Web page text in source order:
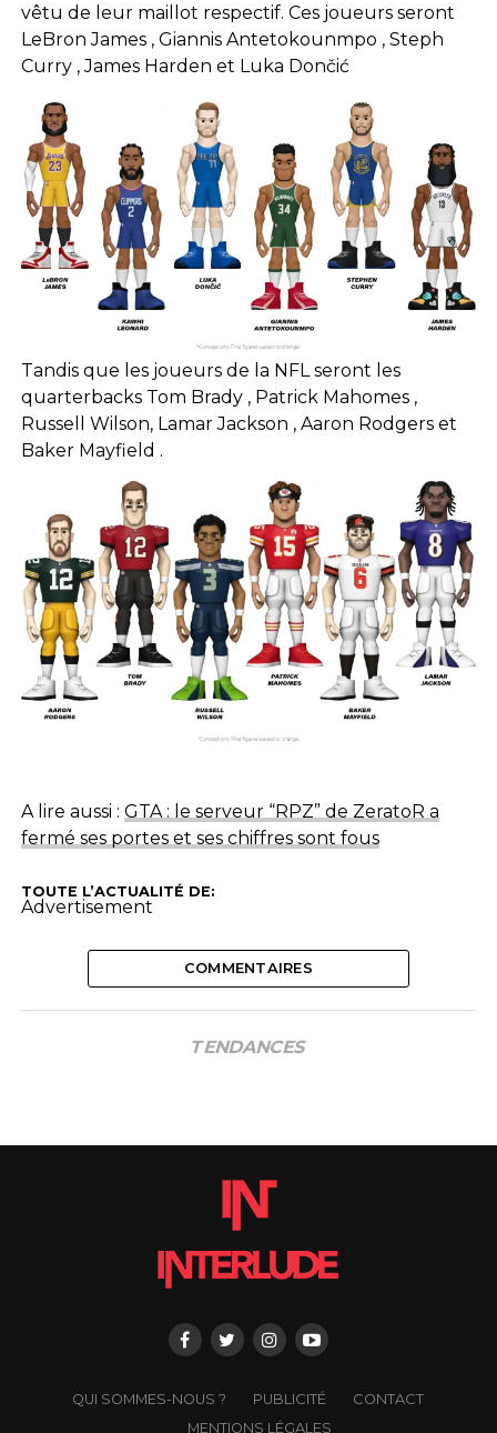
vêtu de leur maillot respectif. Ces joueurs seront
LeBron James , Giannis Antetokounmpo , Steph
Curry , James Harden et Luka Dončić
Tandis que les joueurs de la NFL seront les
quarterbacks Tom Brady , Patrick Mahomes ,
Russell Wilson, Lamar Jackson , Aaron Rodgers et
Baker Mayfield .
A lire aussi : GTA : le serveur “RPZ” de ZeratoR a
fermé ses portes et ses chiffres sont fous
TOUTE L’ACTUALITÉ DE:
Advertisement
COMMENTAIRES
TENDANCES
QUI SOMMES-NOUS ? PUBLICITÉ
CONTACT
MENTIONS LÉGALES